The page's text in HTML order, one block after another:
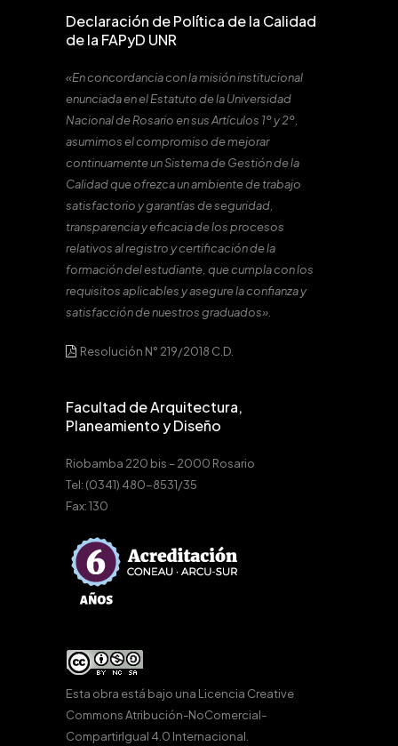
Declaración de Política de la Calidad
de la FAPyD UNR
«En concordancia con la misión institucional
enunciada en el Estatuto de la Universidad
Nacional de Rosario en sus Artículos 1º y 2º,
asumimos el compromiso de mejorar
continuamente un Sistema de Gestión de la
Calidad que ofrezca un ambiente de trabajo
satisfactorio y garantías de seguridad,
transparencia y eficacia de los procesos
relativos al registro y certificación de la
formación del estudiante, que cumpla con los
requisitos aplicables y asegure la confianza y
satisfacción de nuestros graduados».
Resolución N° 219/2018 C.D.
Facultad de Arquitectura,
Planeamiento y Diseño
Riobamba 220 bis – 2000 Rosario
Tel: (0341) 480-8531/35
Fax: 130
Esta obra está bajo una Licencia Creative
Commons Atribución-NoComercial-
CompartirIgual 4.0 Internacional.